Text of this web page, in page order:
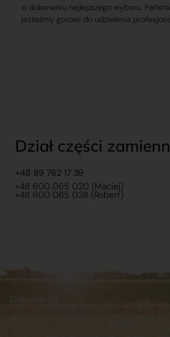
w dokonaniu najlepszego wyboru.
jesteśmy gotowi do udzielenia
Dział części
+48 89 762 17 39
+48 600 065 020 (Maciej)
+48 600 065 028 (Robert)
Dokumenty